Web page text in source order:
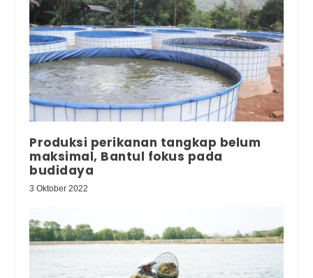
Produksi perikanan tangkap belum
maksimal, Bantul fokus pada
budidaya
3 Oktober 2022